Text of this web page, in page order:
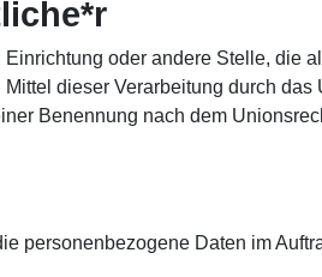
oder andere Stelle, die
dieser Verarbeitung durch das
Benennung nach dem
personenbezogene Daten im